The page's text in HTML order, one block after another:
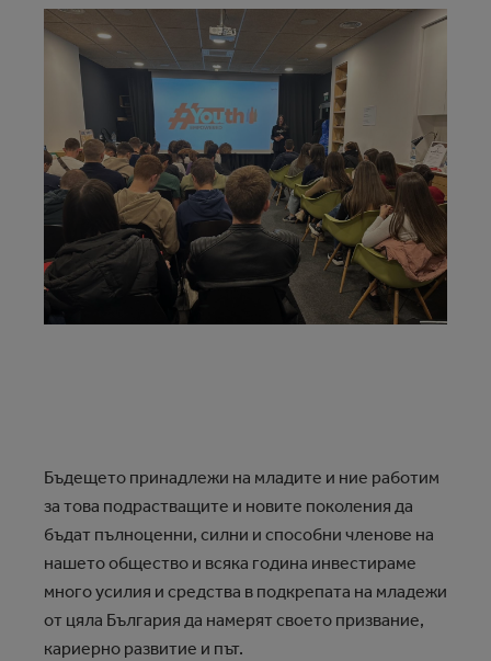
Бъдещето принадлежи на младите и ние работим
за това подрастващите и новите поколения да
бъдат пълноценни, силни и способни членове на
нашето общество и всяка година инвестираме
много усилия и средства в подкрепата на младежи
от цяла България да намерят своето призвание,
кариерно развитие и път.